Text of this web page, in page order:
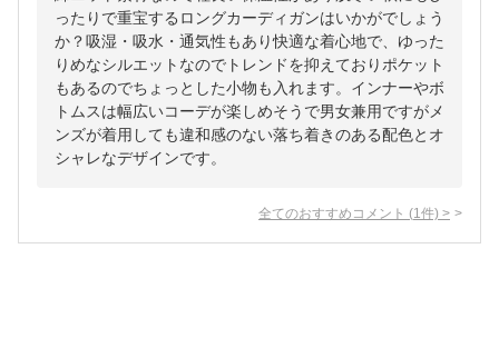
ったりで重宝するロングカーディガンはいかがでしょう
か？吸湿・吸水・通気性もあり快適な着心地で、ゆった
りめなシルエットなのでトレンドを抑えておりポケット
もあるのでちょっとした小物も入れます。インナーやボ
トムスは幅広いコーデが楽しめそうで男女兼用ですがメ
ンズが着用しても違和感のない落ち着きのある配色とオ
シャレなデザインです。
全てのおすすめコメント (1 件) >